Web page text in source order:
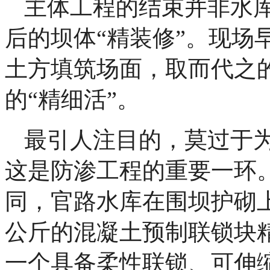
主体工程的结束并非水
后的坝体“精装修”。现场
土方填筑场面，取而代之
的“精细活”。
最引人注目的，莫过于
这是防渗工程的重要一环
同，官路水库在围坝护砌
公斤的混凝土预制联锁块
一个具备柔性联锁、可伸